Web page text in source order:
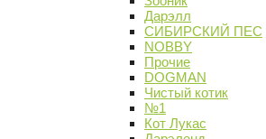
Дарэлл
СИБИРСКИЙ ПЕС
NOBBY
Прочие
DOGMAN
Чистый котик
№1
Кот Лукас